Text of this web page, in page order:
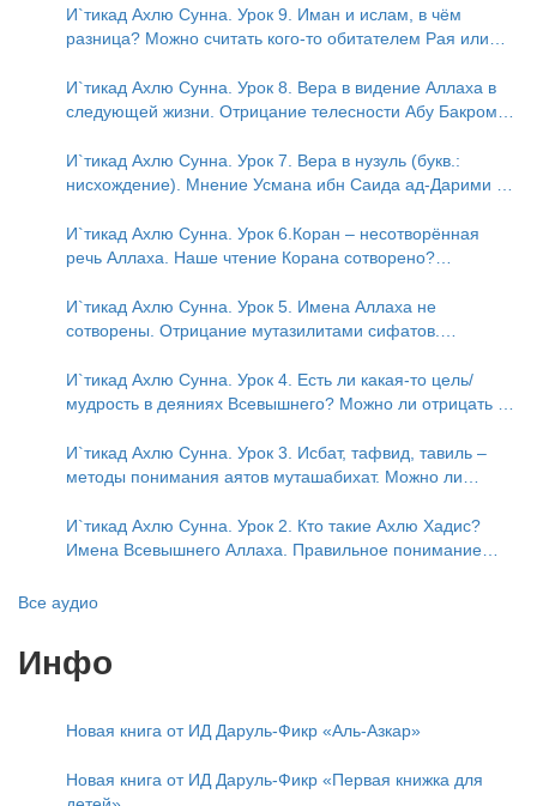
И`тикад Ахлю Сунна. Урок 9. Иман и ислам, в чём
разница? Можно считать кого-то обитателем Рая или
И`тикад Ахлю Сунна. Урок 8. Вера в видение Аллаха в
следующей жизни. Отрицание телесности Абу Бакром
Саида ад-Дарими. Иман – это слова, дела и познание
И`тикад Ахлю Сунна. Урок 7. Вера в нузуль (букв.:
нисхождение). Мнение Усмана ибн Саида ад-Дарими о
физическим движением?
И`тикад Ахлю Сунна. Урок 6.Коран – несотворённая
речь Аллаха. Наше чтение Корана сотворено?
И`тикад Ахлю Сунна. Урок 5. Имена Аллаха не
сотворены. Отрицание мутазилитами сифатов.
И`тикад Ахлю Сунна. Урок 4. Есть ли какая-то цель/
мудрость в деяниях Всевышнего? Можно ли отрицать в
пришло в Коране и Сунне? Концепция ибн Таймийи
И`тикад Ахлю Сунна. Урок 3. Исбат, тафвид, тавиль –
методы понимания аятов муташабихат. Можно ли
означает утверждение сифата «биля кейфа» (без
образа)?
И`тикад Ахлю Сунна. Урок 2. Кто такие Ахлю Хадис?
Имена Всевышнего Аллаха. Правильное понимание
Все аудио
Инфо
Новая книга от ИД Даруль-Фикр «Аль-Азкар»
Новая книга от ИД Даруль-Фикр «Первая книжка для